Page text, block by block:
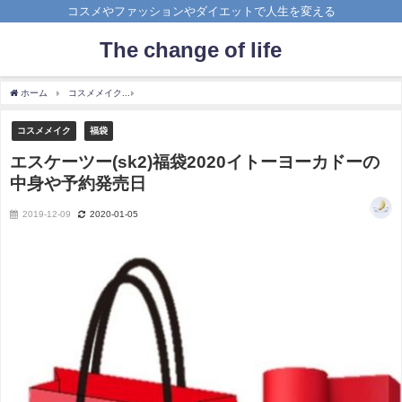
コスメやファッションやダイエットで人生を変える
The change of life
ホーム コスメメイク
コスメメイク 福袋
エスケーツー(sk2)福袋2020イトーヨーカドーの
中身や予約発売日
2019-12-09 2020-01-05